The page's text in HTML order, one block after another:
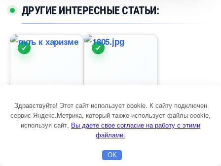
ДРУГИЕ ИНТЕРЕСНЫЕ СТАТЬИ:
Бизнес с нуля
портфеля
Как построить
Здравствуйте! Этот сайт использует cookie. К сайту подключен
сервис Яндекс.Метрика, который также использует файлы cookie,
используя сайт, ы даете свое согласие на работу с этими
файлами.
OK